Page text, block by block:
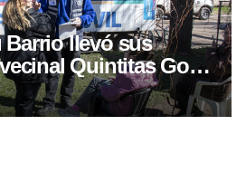
Barrio llevó sus
Quintitas Golf
territorial